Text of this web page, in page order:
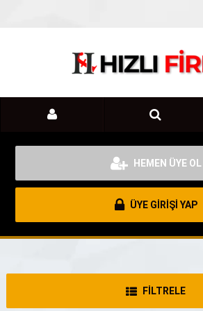
HEMEN ÜYE OL
ÜYE GİRİŞİ YAP
FİLTRELE